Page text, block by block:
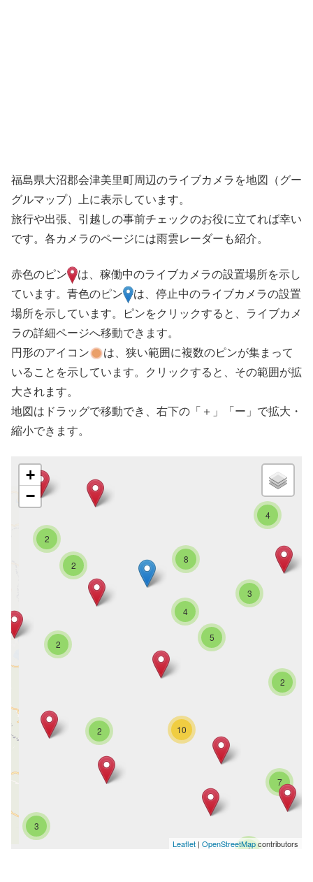
福島県大沼郡会津美里町周辺のライブカメラを地図（グー
グルマップ）上に表示しています。
旅行や出張、引越しの事前チェックのお役に立てれば幸い
です。各カメラのページには雨雲レーダーも紹介。
赤色のピン
は、稼働中のライブカメラの設置場所を示し
ています。青色のピン
は、停止中のライブカメラの設置
場所を示しています。ピンをクリックすると、ライブカメ
ラの詳細ページへ移動できます。
円形のアイコン
は、狭い範囲に複数のピンが集まって
いることを示しています。クリックすると、その範囲が拡
大されます。
地図はドラッグで移動でき、右下の「＋」「ー」で拡大・
縮小できます。
3
2
2
2
2
2
7
10
4
4
8
3
4
5
+
−
Leaflet | OpenStreetMapcontributors